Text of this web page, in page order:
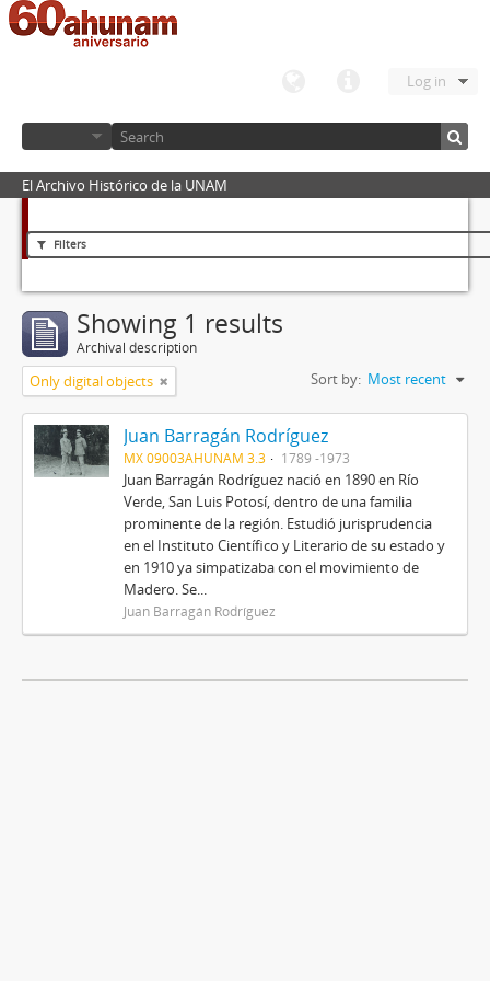
Log in
El Archivo Histórico de la UNAM
Filters
Showing 1 results
Archival description
Only digital objects Sort by: Most recent
Juan Barragán Rodríguez
MX 09003AHUNAM 3.3 1789 -1973
Juan Barragán Rodríguez nació en 1890 en Río
Verde, San Luis Potosí, dentro de una familia
prominente de la región. Estudió jurisprudencia
en el Instituto Científico y Literario de su estado y
en 1910 ya simpatizaba con el movimiento de
Madero. Se...
Juan Barragán Rodríguez